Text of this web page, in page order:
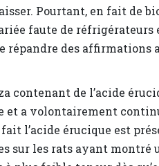
Pourtant, en fait de
faute de réfrigérateurs
répandre des affirmations
contenant de l’acide
et a volontairement
l’acide érucique est
sur les rats ayant montré